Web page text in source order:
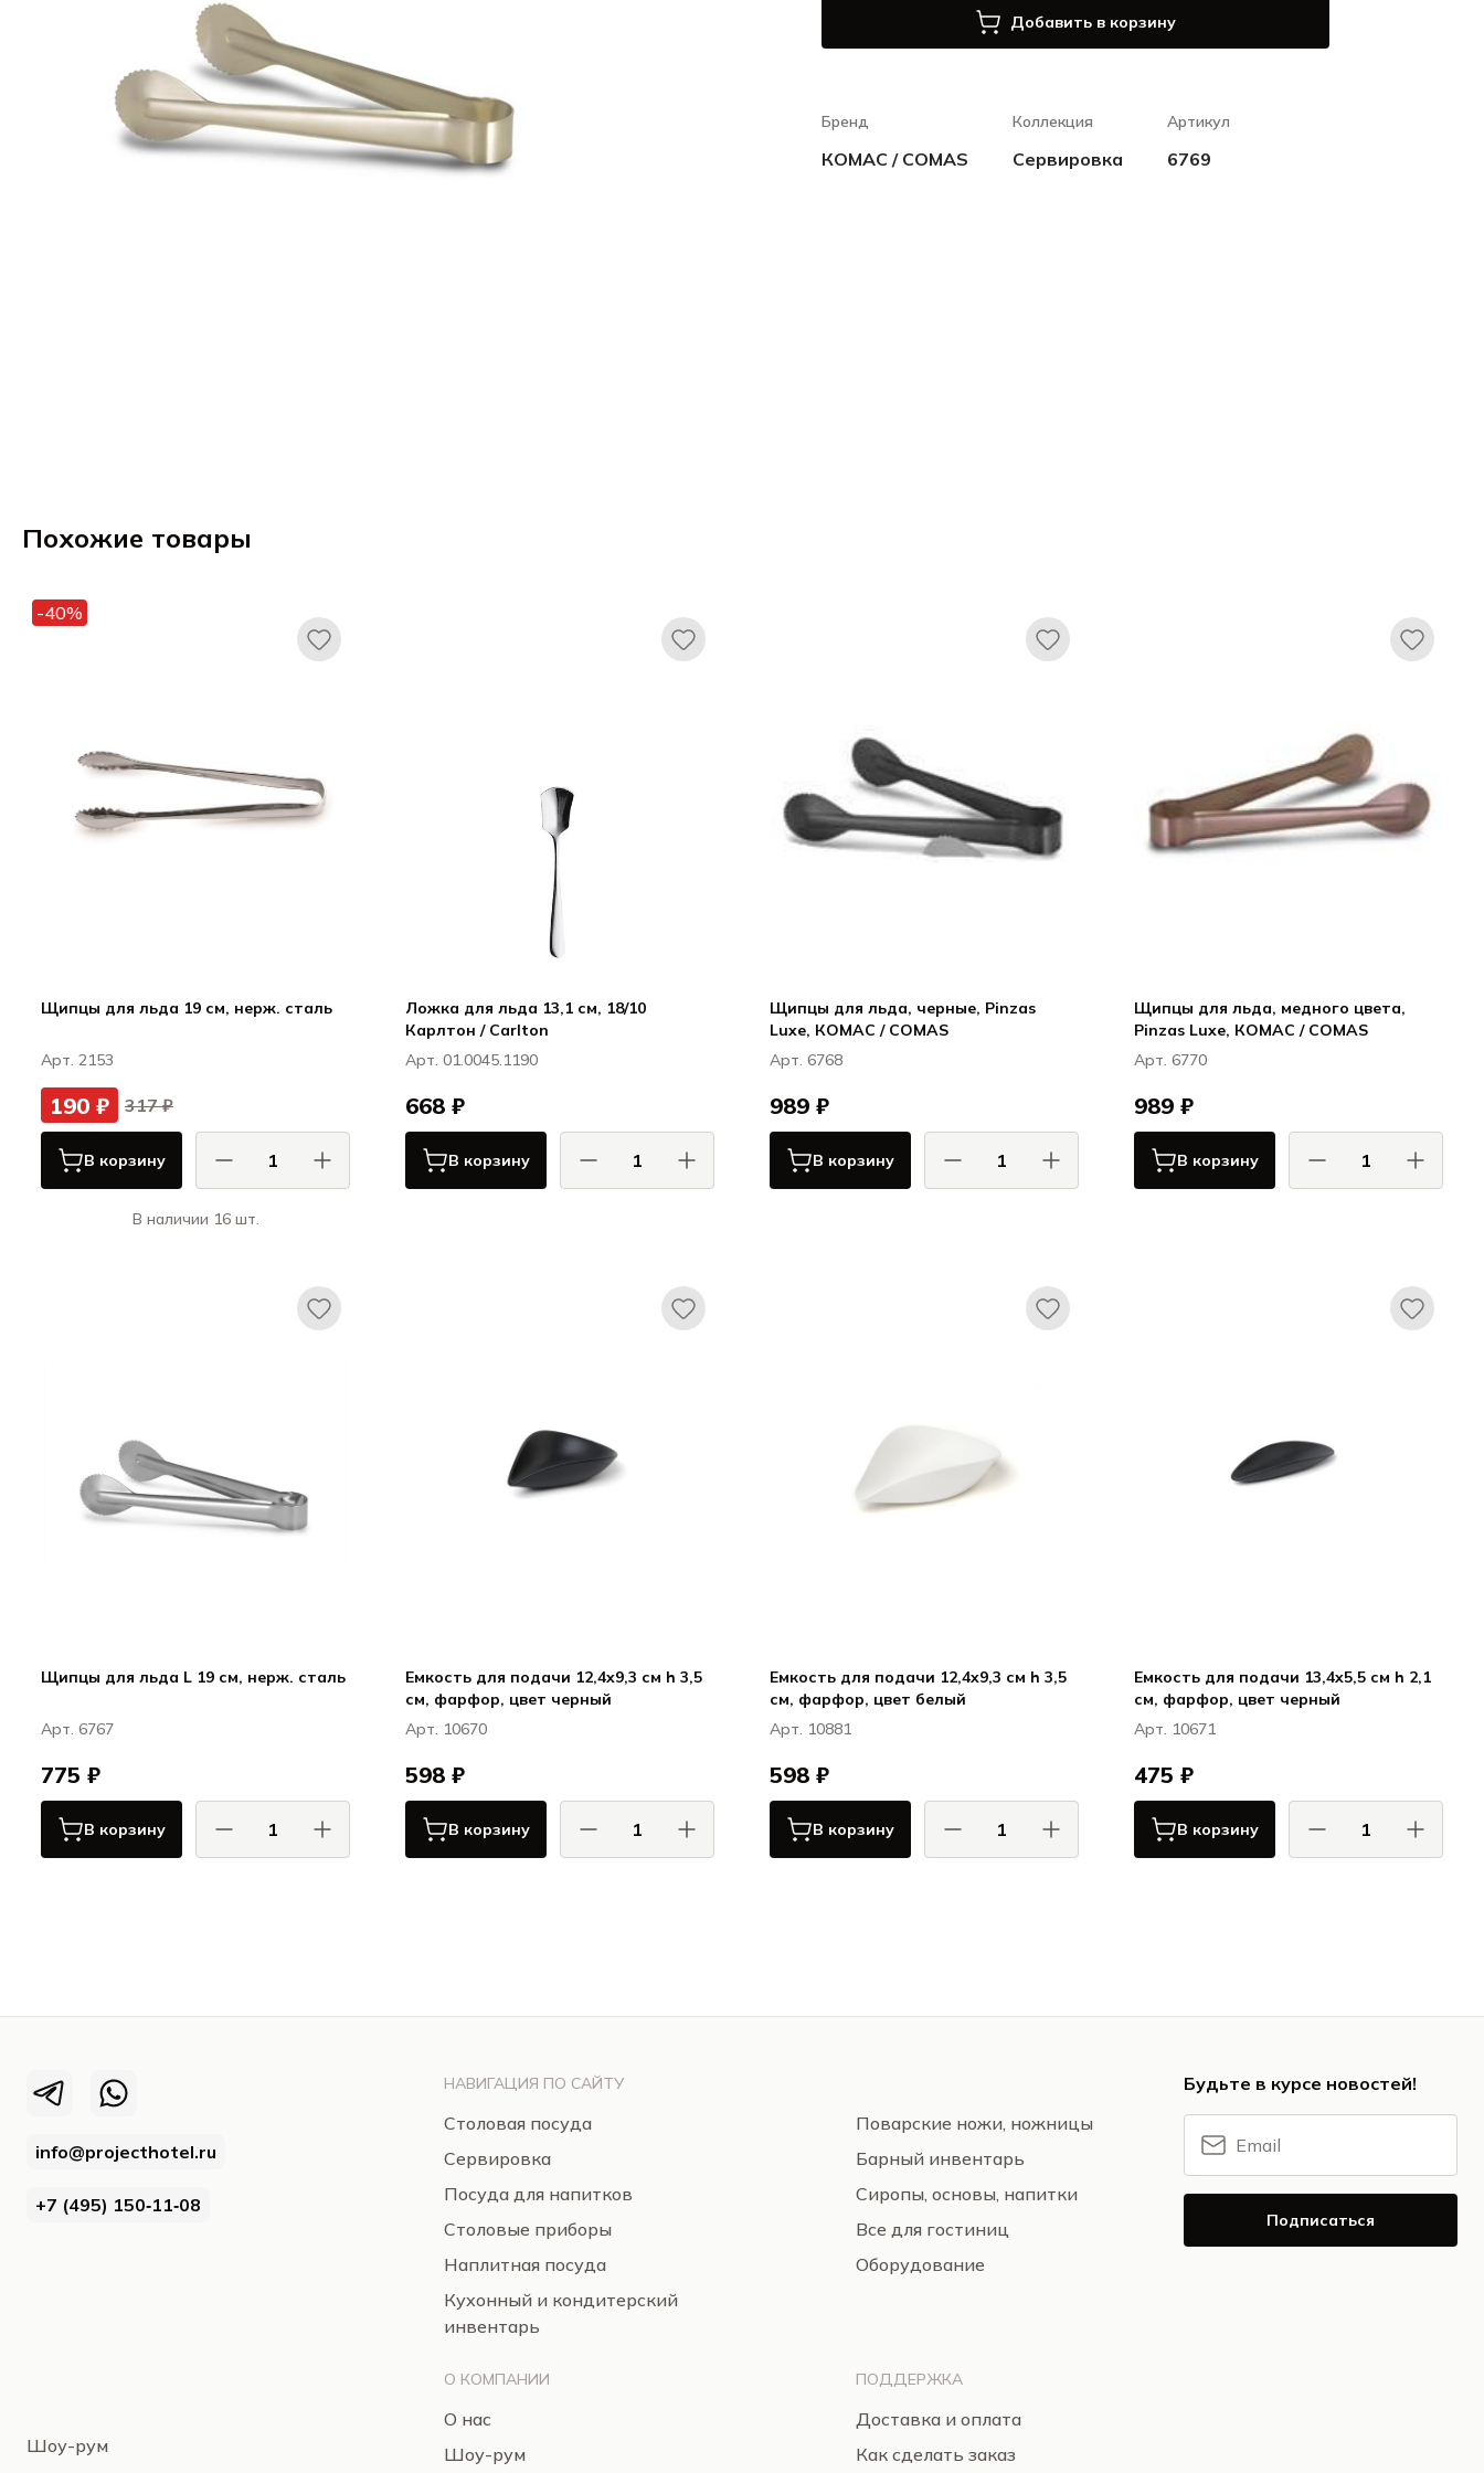
Добавить в корзину
Бренд
КОМАС / COMAS
Коллекция
Сервировка
Артикул
6769
Похожие товары
-40%
Щипцы для льда 19 см, нерж. сталь
Арт. 2153
190 ₽ 317 ₽
В корзину
В наличии 16 шт.
Ложка для льда 13,1 см, 18/10
Карлтон / Carlton
Арт. 01.0045.1190
668 ₽
В корзину
Щипцы для льда, черные, Pinzas
Luxe, КОМАС / COMAS
Арт. 6768
989 ₽
В корзину
Щипцы для льда, медного цвета,
Pinzas Luxe, КОМАС / COMAS
Арт. 6770
989 ₽
В корзину
Щипцы для льда L 19 см, нерж. сталь
Арт. 6767
775 ₽
В корзину
Емкость для подачи 12,4x9,3 см h 3,5
см, фарфор, цвет черный
Арт. 10670
598 ₽
В корзину
Емкость для подачи 12,4x9,3 см h 3,5
см, фарфор, цвет белый
Арт. 10881
598 ₽
В корзину
Емкость для подачи 13,4x5,5 см h 2,1
см, фарфор, цвет черный
Арт. 10671
475 ₽
В корзину
info@projecthotel.ru
+7 (495) 150‑11‑08
Шоу-рум
НАВИГАЦИЯ ПО САЙТУ
Столовая посуда
Сервировка
Посуда для напитков
Столовые приборы
Наплитная посуда
Кухонный и кондитерский
инвентарь
Поварские ножи, ножницы
Барный инвентарь
Сиропы, основы, напитки
Все для гостиниц
Оборудование
О КОМПАНИИ
О нас
Шоу-рум
ПОДДЕРЖКА
Доставка и оплата
Как сделать заказ
Будьте в курсе новостей!
Подписаться